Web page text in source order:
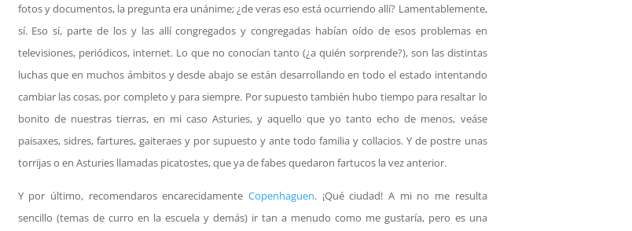
fotos y documentos, la pregunta era unánime; ¿de veras eso está ocurriendo allí? Lamentablemente,
sí. Eso sí, parte de los y las allí congregados y congregadas habían oído de esos problemas en
televisiones, periódicos, internet. Lo que no conocían tanto (¿a quién sorprende?), son las distintas
luchas que en muchos ámbitos y desde abajo se están desarrollando en todo el estado intentando
cambiar las cosas, por completo y para siempre. Por supuesto también hubo tiempo para resaltar lo
bonito de nuestras tierras, en mi caso Asturies, y aquello que yo tanto echo de menos, veáse
paisaxes, sidres, fartures, gaiteraes y por supuesto y ante todo familia y collacios. Y de postre unas
torrijas o en Asturies llamadas picatostes, que ya de fabes quedaron fartucos la vez anterior.
Y por último, recomendaros encarecidamente Copenhaguen. ¡Qué ciudad! A mi no me resulta
sencillo (temas de curro en la escuela y demás) ir tan a menudo como me gustaría, pero es una